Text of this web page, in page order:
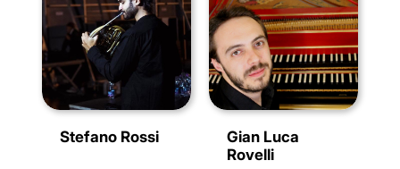
Stefano Rossi
Gian Luca
Rovelli